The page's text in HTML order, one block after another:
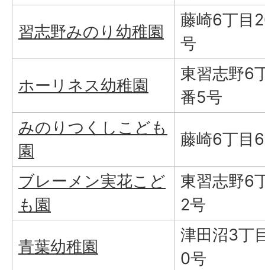
習志野みのり幼稚園
藤崎6丁目
号
ホーリネス幼稚園
東習志野6
番5号
みのりつくしこども
園
藤崎6丁目
ブレーメン実花こど
も園
東習志野6
2号
青葉幼稚園
津田沼3丁
0号